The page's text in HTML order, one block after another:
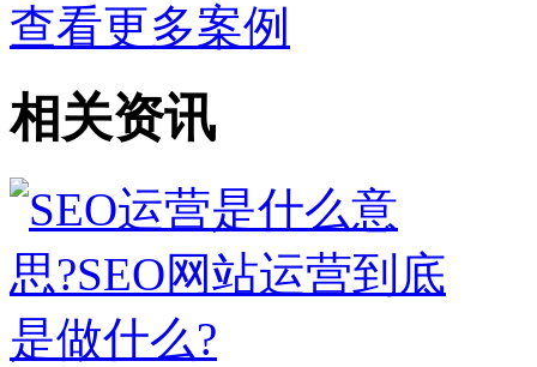
查看更多案例
相关资讯